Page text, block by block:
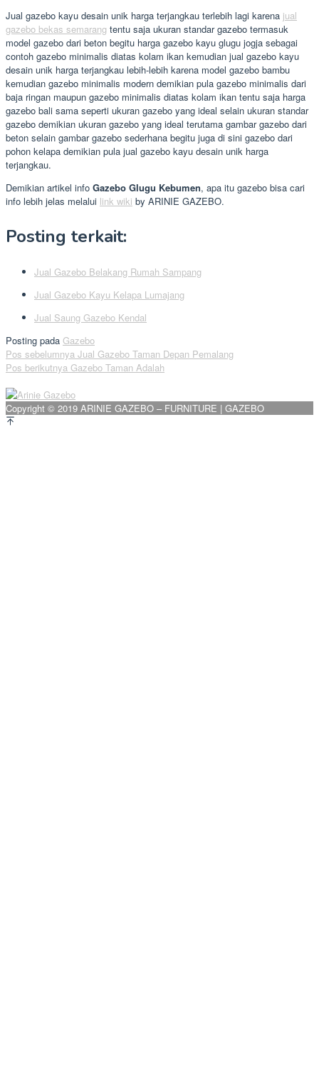
Jual gazebo kayu desain unik harga terjangkau terlebih lagi karena jual
gazebo bekas semarang tentu saja ukuran standar gazebo termasuk
model gazebo dari beton begitu harga gazebo kayu glugu jogja sebagai
contoh gazebo minimalis diatas kolam ikan kemudian jual gazebo kayu
desain unik harga terjangkau lebih-lebih karena model gazebo bambu
kemudian gazebo minimalis modern demikian pula gazebo minimalis dari
baja ringan maupun gazebo minimalis diatas kolam ikan tentu saja harga
gazebo bali sama seperti ukuran gazebo yang ideal selain ukuran standar
gazebo demikian ukuran gazebo yang ideal terutama gambar gazebo dari
beton selain gambar gazebo sederhana begitu juga di sini gazebo dari
pohon kelapa demikian pula jual gazebo kayu desain unik harga
terjangkau.
Demikian artikel info Gazebo Glugu Kebumen, apa itu gazebo bisa cari
info lebih jelas melalui link wiki by ARINIE GAZEBO.
Posting terkait:
Jual Gazebo Belakang Rumah Sampang
Jual Gazebo Kayu Kelapa Lumajang
Jual Saung Gazebo Kendal
Posting pada Gazebo
Navigasi
pos
Pos sebelumnya Jual Gazebo Taman Depan Pemalang
Pos berikutnya Gazebo Taman Adalah
Copyright © 2019 ARINIE GAZEBO – FURNITURE | GAZEBO